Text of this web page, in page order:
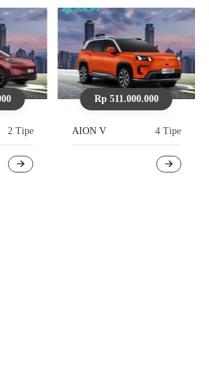
Rp 357.000.000
AION UT